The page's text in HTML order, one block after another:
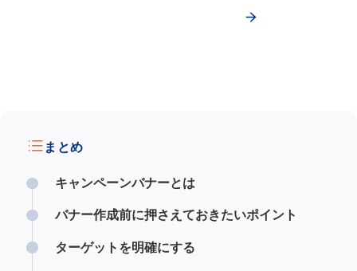
まとめ
キャンペーンバナーとは
バナー作成前に押さえておきたいポイント
ターゲットを明確にする